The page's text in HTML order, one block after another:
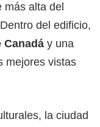
alta del
del edificio,
Canadá y una
mejores vistas
la ciudad